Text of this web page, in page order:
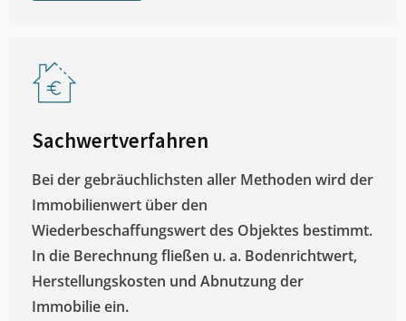
Sachwertverfahren
Bei der gebräuchlichsten aller Methoden wird der
Immobilienwert über den
Wiederbeschaffungswert des Objektes bestimmt.
In die Berechnung fließen u. a. Bodenrichtwert,
Herstellungskosten und Abnutzung der
Immobilie ein.